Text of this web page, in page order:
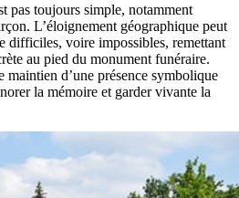
pas toujours simple, notamment
L’éloignement géographique peut
difficiles, voire impossibles, remettant
au pied du monument funéraire.
maintien d’une présence symbolique
la mémoire et garder vivante la